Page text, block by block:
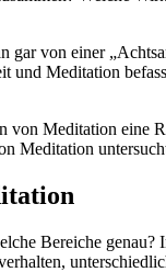
von einer
und Meditation
Meditation eine
Meditation
Bereiche genau?